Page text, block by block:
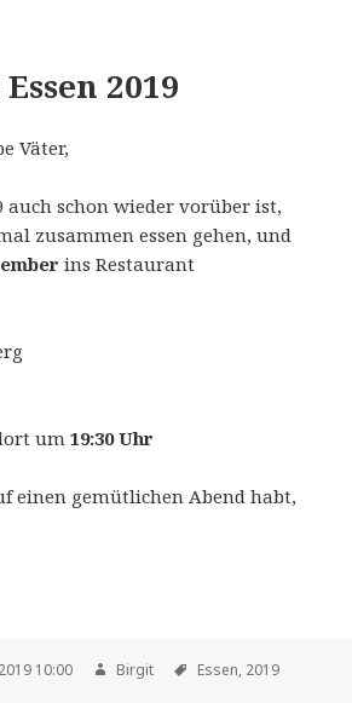
2019
Väter,
auch schon wieder vorüber ist,
zusammen essen gehen, und
ins Restaurant
um19:30 Uhr
einen gemütlichen Abend habt,
10:00 Birgit Essen, 2019